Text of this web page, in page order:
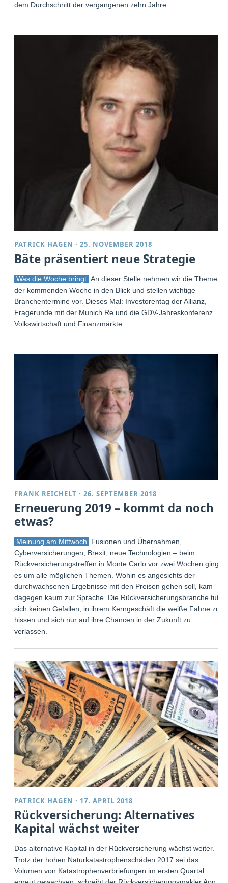
dem Durchschnitt der vergangenen zehn Jahre.
PATRICK HAGEN ·25. NOVEMBER 2018
Bäte präsentiert neue Strategie
Was die Woche bringt An dieser Stelle nehmen wir die Themen
der kommenden Woche in den Blick und stellen wichtige
Branchentermine vor. Dieses Mal: Investorentag der Allianz,
Fragerunde mit der Munich Re und die GDV-Jahreskonferenz
Volkswirtschaft und Finanzmärkte
FRANK REICHELT ·26. SEPTEMBER 2018
Erneuerung 2019 – kommt da noch
etwas?
Meinung am Mittwoch
Fusionen und Übernahmen,
Cyberversicherungen, Brexit, neue Technologien – beim
Rückversicherungstreffen in Monte Carlo vor zwei Wochen ging
es um alle möglichen Themen. Wohin es angesichts der
durchwachsenen Ergebnisse mit den Preisen gehen soll, kam
dagegen kaum zur Sprache. Die Rückversicherungsbranche tut
sich keinen Gefallen, in ihrem Kerngeschäft die weiße Fahne zu
hissen und sich nur auf ihre Chancen in der Zukunft zu
verlassen.
PATRICK HAGEN · 17. APRIL 2018
Rückversicherung: Alternatives
Kapital wächst weiter
Das alternative Kapital in der Rückversicherung wächst weiter.
Trotz der hohen Naturkatastrophenschäden 2017 sei das
Volumen von Katastrophenverbriefungen im ersten Quartal